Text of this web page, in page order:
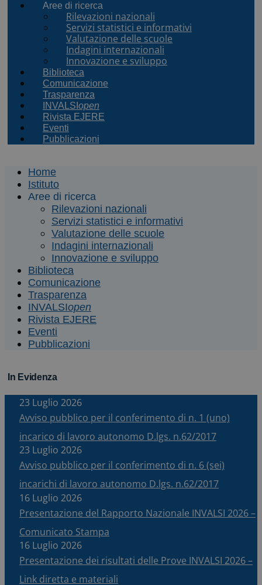
Aree di ricerca
Rilevazioni nazionali
Servizi statistici e informativi
Valutazione delle scuole
Indagini internazionali
Innovazione e sviluppo
Biblioteca
Comunicazione
Trasparenza
INVALSI open
Rivista EJERE
Eventi
Pubblicazioni
Home
Istituto
Aree di ricerca
Rilevazioni nazionali
Servizi statistici e informativi
Valutazione delle scuole
Indagini internazionali
Innovazione e sviluppo
Biblioteca
Comunicazione
Trasparenza
INVALSIopen
Rivista EJERE
Eventi
Pubblicazioni
In Evidenza
23 Luglio 2026
Avviso pubblico per il conferimento di n. 1 (uno)
incarico di lavoro autonomo D.lgs. n.62/2017
23 Luglio 2026
Avviso pubblico per il conferimento di n. 6 (sei)
incarichi di lavoro autonomo D.lgs. n.62/2017
16 Luglio 2026
Presentazione del Rapporto Nazionale INVALSI 2026 –
Comunicato Stampa
16 Luglio 2026
Presentazione dei risultati delle Prove INVALSI 2026 –
Link diretta e materiali